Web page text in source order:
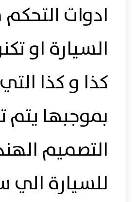
ادوات
السيارة او
كذا و كذا التي
بموجبها يتم
التصميم
للسيارة الي